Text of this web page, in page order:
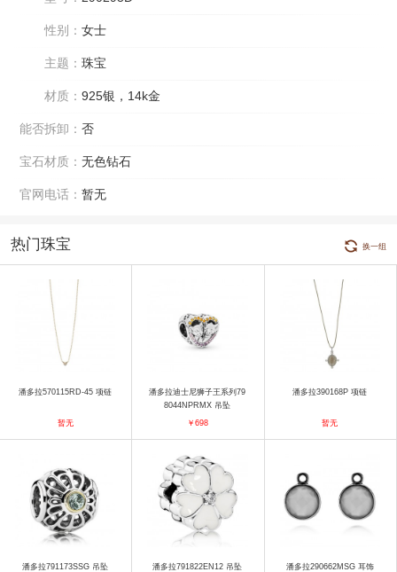
性别： 女士
主题： 珠宝
材质： 925银，14k金
能否拆卸： 否
宝石材质： 无色钻石
官网电话： 暂无
热门珠宝 换一组
潘多拉570115RD-45 项链
暂无
潘多拉迪士尼狮子王系列79
8044NPRMX 吊坠
￥698
潘多拉390168P 项链
暂无
潘多拉791173SSG 吊坠 潘多拉791822EN12 吊坠 潘多拉290662MSG 耳饰